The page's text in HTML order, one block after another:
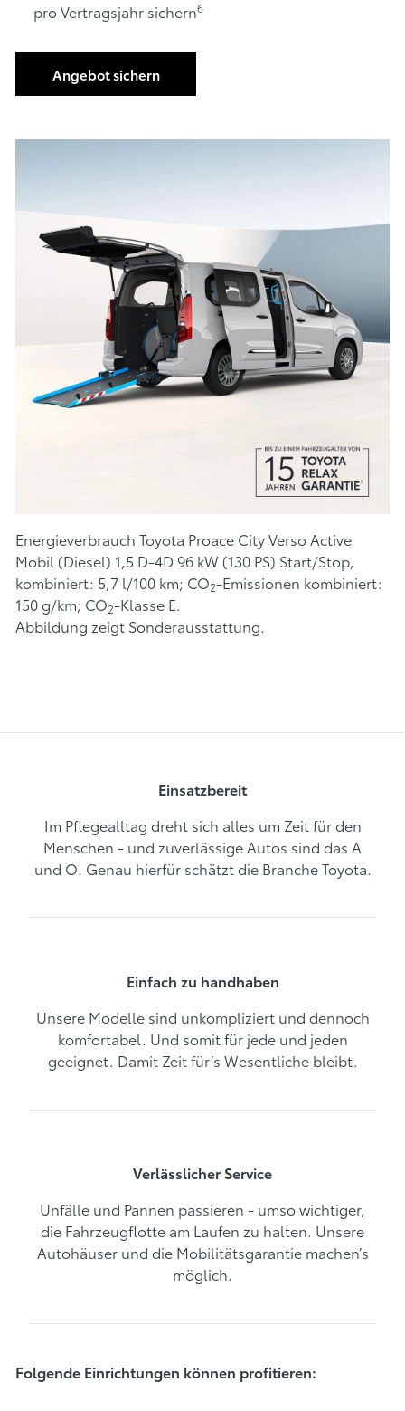
Energieverbrauch Toyota Proace City Verso Active
Mobil (Diesel) 1,5 D-4D 96 kW (130 PS) Start/Stop,
kombiniert: 5,7 l/100 km; CO2-Emissionen kombiniert:
150 g/km; CO2-Klasse E.
Abbildung zeigt Sonderausstattung.
pro Vertragsjahr sichern6
Angebot sichern
Einsatzbereit
Im Pflegealltag dreht sich alles um Zeit für den
Menschen - und zuverlässige Autos sind das A
und O. Genau hierfür schätzt die Branche Toyota.
Einfach zu handhaben
Unsere Modelle sind unkompliziert und dennoch
komfortabel. Und somit für jede und jeden
geeignet. Damit Zeit für’s Wesentliche bleibt.
Verlässlicher Service
Unfälle und Pannen passieren - umso wichtiger,
die Fahrzeugflotte am Laufen zu halten. Unsere
Autohäuser und die Mobilitätsgarantie machen’s
möglich.
Folgende Einrichtungen können profitieren: